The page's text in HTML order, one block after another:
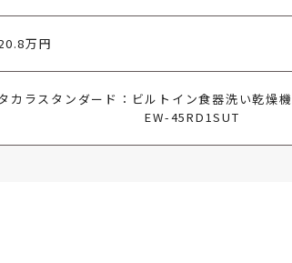
万円
カラスタンダード：ビルトイン食器洗い乾燥機
EW-45RD1SUT